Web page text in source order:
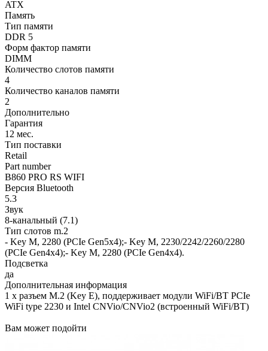
ATX
Память
Тип памяти
DDR 5
Форм фактор памяти
DIMM
Количество слотов памяти
4
Количество каналов памяти
2
Дополнительно
Гарантия
12 мес.
Тип поставки
Retail
Part number
B860 PRO RS WIFI
Версия Bluetooth
5.3
Звук
8-канальный (7.1)
Тип слотов m.2
- Key M, 2280 (PCIe Gen5x4);- Key M, 2230/2242/2260/2280
(PCIe Gen4x4);- Key M, 2280 (PCIe Gen4x4).
Подсветка
да
Дополнительная информация
1 x pазъем M.2 (Key E), поддерживает модули WiFi/BT PCIe
WiFi type 2230 и Intel CNVio/CNVio2 (встроенный WiFi/BT)
Вам может подойти